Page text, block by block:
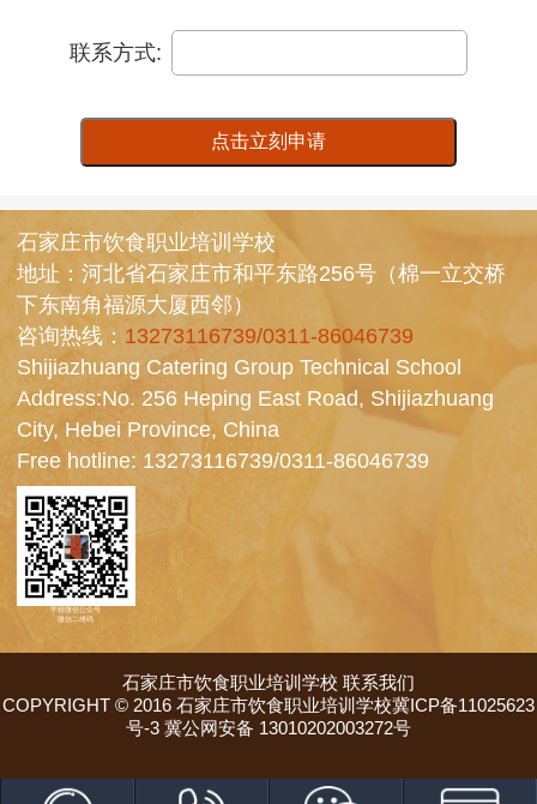
联系方式:
点击立刻申请
石家庄市饮食职业培训学校
地址：河北省石家庄市和平东路256号（棉一立交桥
下东南角福源大厦西邻）
咨询热线： 13273116739/0311-86046739
Shijiazhuang Catering Group Technical School
Address:No. 256 Heping East Road, Shijiazhuang
City, Hebei Province, China
Free hotline: 13273116739/0311-86046739
学校微信公众号
微信二维码
石家庄市饮食职业培训学校 联系我们
COPYRIGHT © 2016 石家庄市饮食职业培训学校冀ICP备11025623
号-3 冀公网安备 13010202003272号